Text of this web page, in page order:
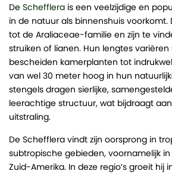
De Schefflera is een veelzijdige en
in de natuur als binnenshuis
tot de Araliaceae-familie en zijn te
struiken of lianen. Hun lengtes variëren
bescheiden kamerplanten tot
van wel 30 meter hoog in hun
stengels dragen sierlijke,
leerachtige structuur, wat bijdraagt
uitstraling.
De Schefflera vindt zijn oorsprong in
subtropische gebieden, voornamelijk in
Zuid-Amerika. In deze regio’s groeit hij